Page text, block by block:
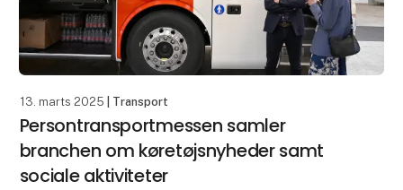
13. marts 2025 | Transport
Persontransportmessen samler
branchen om køretøjsnyheder samt
sociale aktiviteter